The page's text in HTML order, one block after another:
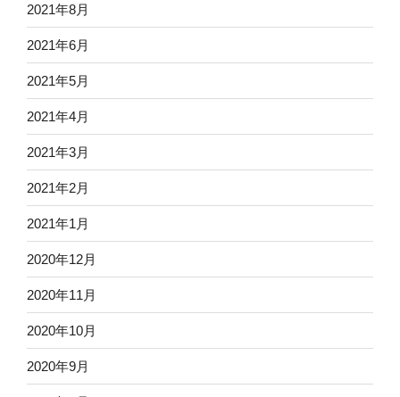
2021年8月
2021年6月
2021年5月
2021年4月
2021年3月
2021年2月
2021年1月
2020年12月
2020年11月
2020年10月
2020年9月